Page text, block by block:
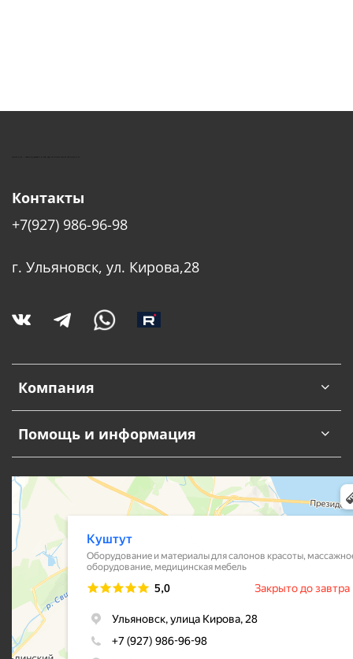
КУШТУТ - ОБОРУДОВАНИЕ ДЛЯ САЛОНОВ КРАСОТЫ
Компания
Помощь и информация
Контакты
+7(927) 986-96-98
г. Ульяновск, ул. Кирова,28